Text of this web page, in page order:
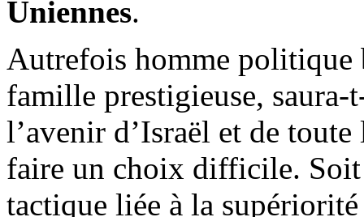
Uniennes.
Autrefois homme politique
famille prestigieuse, saura-
l’avenir d’Israël et de
faire un choix difficile. Soit
tactique liée à la